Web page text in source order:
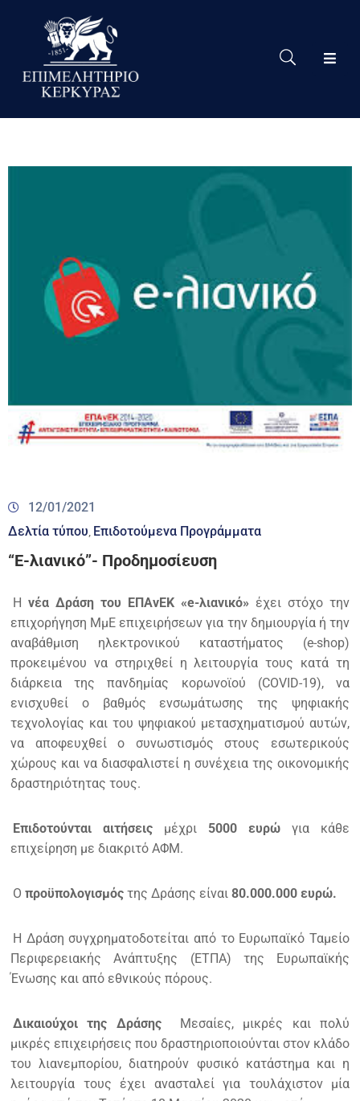
Το
Eπιμελητήριο
Πληροφόρηση
Χρήσιμες
Συνδέσεις
12/01/2021
Δελτία τύπου Επιδοτούμενα Προγράμματα
“Ε-λιανικό”- Προδημοσίευση
Η νέα Δράση του ΕΠΑνΕΚ «e-λιανικό» έχει στόχο την
επιχορήγηση ΜμΕ επιχειρήσεων για την δημιουργία ή την
αναβάθμιση ηλεκτρονικού καταστήματος (e-shop)
προκειμένου να στηριχθεί η λειτουργία τους κατά τη
διάρκεια της πανδημίας κορωνοϊού (COVID-19), να
ενισχυθεί ο βαθμός ενσωμάτωσης της ψηφιακής
τεχνολογίας και του ψηφιακού μετασχηματισμού αυτών,
να αποφευχθεί ο συνωστισμός στους εσωτερικούς
χώρους και να διασφαλιστεί η συνέχεια της οικονομικής
δραστηριότητας τους.
Επιδοτούνται αιτήσεις μέχρι 5000 ευρώ για κάθε
επιχείρηση με διακριτό ΑΦΜ.
Ο προϋπολογισμός της Δράσης είναι 80.000.000 ευρώ.
Η Δράση συγχρηματοδοτείται από το Ευρωπαϊκό Ταμείο
Περιφερειακής Ανάπτυξης (ΕΤΠΑ) της Ευρωπαϊκής
Ένωσης και από εθνικούς πόρους.
Δικαιούχοι της Δράσης
Μεσαίες, μικρές και πολύ
μικρές επιχειρήσεις που δραστηριοποιούνται στον κλάδο
του λιανεμπορίου, διατηρούν φυσικό κατάστημα και η
λειτουργία τους έχει ανασταλεί για τουλάχιστον μία